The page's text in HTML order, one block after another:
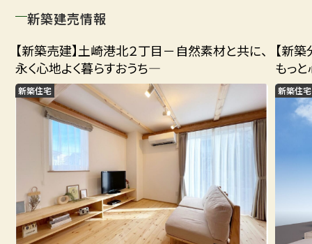
新築建売情報
【新築売建】土崎港北２丁目－自然素材と共に、
永く心地よく暮らすおうち―
新築住宅
【新
もっ
新築住宅